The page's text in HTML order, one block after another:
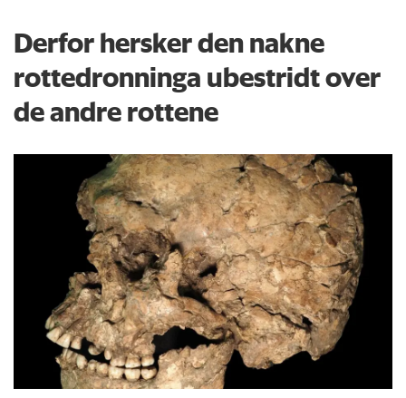
Derfor hersker den nakne
rottedronninga ubestridt over
de andre rottene